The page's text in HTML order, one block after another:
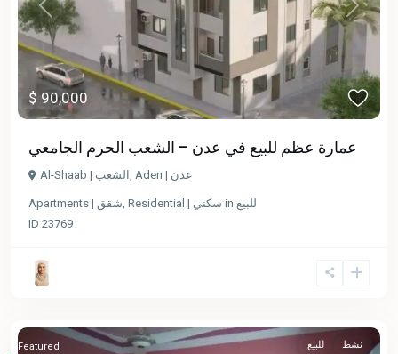
Previous Next
$ 90,000
عمارة عظم للبيع في عدن – الشعب الحرم الجامعي
Al-Shaab | الشعب Aden | عدن
Apartments | شقق Residential | سكني in للبيع
ID 23769
للبيع نشط Featured